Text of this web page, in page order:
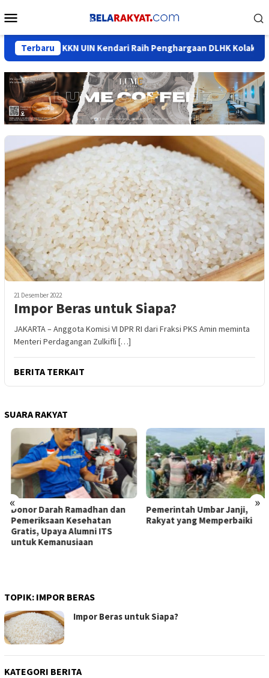
ke
Mobile
Terbaru
161 KKN UIN Kendari Raih Penghargaan DLHK Kolaka Timur
21 Desember 2022
Impor Beras untuk Siapa?
JAKARTA – Anggota Komisi VI DPR RI dari Fraksi PKS Amin meminta
Menteri Perdagangan Zulkifli […]
BERITA TERKAIT
SUARA RAKYAT
« »
Donor Darah Ramadhan dan
Pemeriksaan Kesehatan
Gratis, Upaya Alumni ITS
untuk Kemanusiaan
Pemerintah Umbar Janji,
Rakyat yang Memperbaiki
TOPIK: IMPOR BERAS
Impor Beras untuk Siapa?
KATEGORI BERITA